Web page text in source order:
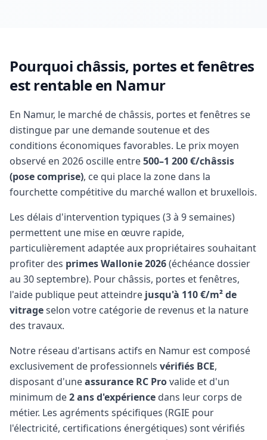
Pourquoi châssis, portes et fenêtres
est rentable en Namur
En Namur, le marché de châssis, portes et fenêtres se
distingue par une demande soutenue et des
conditions économiques favorables. Le prix moyen
observé en 2026 oscille entre500–1 200 €/châssis
(pose comprise), ce qui place la zone dans la
fourchette compétitive du marché wallon et bruxellois.
Les délais d'intervention typiques (3 à 9 semaines)
permettent une mise en œuvre rapide,
particulièrement adaptée aux propriétaires souhaitant
profiter des primes Wallonie 2026(échéance dossier
au 30 septembre). Pour châssis, portes et fenêtres,
l'aide publique peut atteindre jusqu'à 110 €/m² de
vitrageselon votre catégorie de revenus et la nature
des travaux.
Notre réseau d'artisans actifs en Namur est composé
exclusivement de professionnels vérifiés BCE,
disposant d'uneassurance RC Provalide et d'un
minimum de2 ans d'expérience dans leur corps de
métier. Les agréments spécifiques (RGIE pour
l'électricité, certifications énergétiques) sont vérifiés